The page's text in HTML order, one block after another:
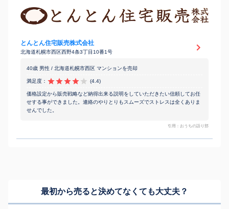
とんとん住宅販売株式会社
北海道札幌市西区西野4条3丁目10番1号
40歳 男性 / 北海道札幌市西区 マンションを売却
満足度： (4.4)
価格設定から販売戦略など納得出来る説明をしていただきたい信頼してお任
せする事ができました。連絡のやりとりもスムーズでストレスは全くありま
せんでした。
引用：おうちの語り部
最初から売ると決めてなくても大丈夫？